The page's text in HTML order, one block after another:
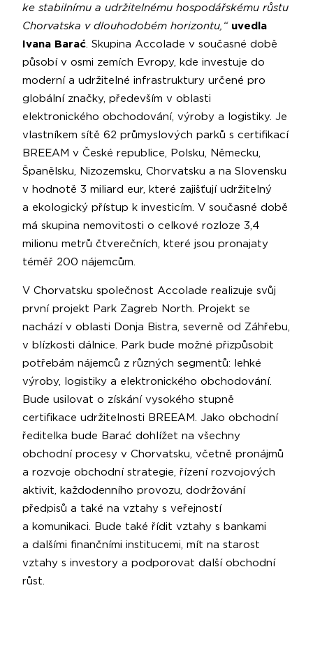
ke stabilnímu a udržitelnému hospodářskému růstu
Chorvatska v dlouhodobém horizontu,“ uvedla
Ivana Barać. Skupina Accolade v současné době
působí v osmi zemích Evropy, kde investuje do
moderní a udržitelné infrastruktury určené pro
globální značky, především v oblasti
elektronického obchodování, výroby a logistiky. Je
vlastníkem sítě 62 průmyslových parků s certifikací
BREEAM v České republice, Polsku, Německu,
Španělsku, Nizozemsku, Chorvatsku a na Slovensku
v hodnotě 3 miliard eur, které zajišťují udržitelný
a ekologický přístup k investicím. V současné době
má skupina nemovitosti o celkové rozloze 3,4
milionu metrů čtverečních, které jsou pronajaty
téměř 200 nájemcům.
V Chorvatsku společnost Accolade realizuje svůj
první projekt Park Zagreb North. Projekt se
nachází v oblasti Donja Bistra, severně od Záhřebu,
v blízkosti dálnice. Park bude možné přizpůsobit
potřebám nájemců z různých segmentů: lehké
výroby, logistiky a elektronického obchodování.
Bude usilovat o získání vysokého stupně
certifikace udržitelnosti BREEAM. Jako obchodní
ředitelka bude Barać dohlížet na všechny
obchodní procesy v Chorvatsku, včetně pronájmů
a rozvoje obchodní strategie, řízení rozvojových
aktivit, každodenního provozu, dodržování
předpisů a také na vztahy s veřejností
a komunikaci. Bude také řídit vztahy s bankami
a dalšími finančními institucemi, mít na starost
vztahy s investory a podporovat další obchodní
růst.